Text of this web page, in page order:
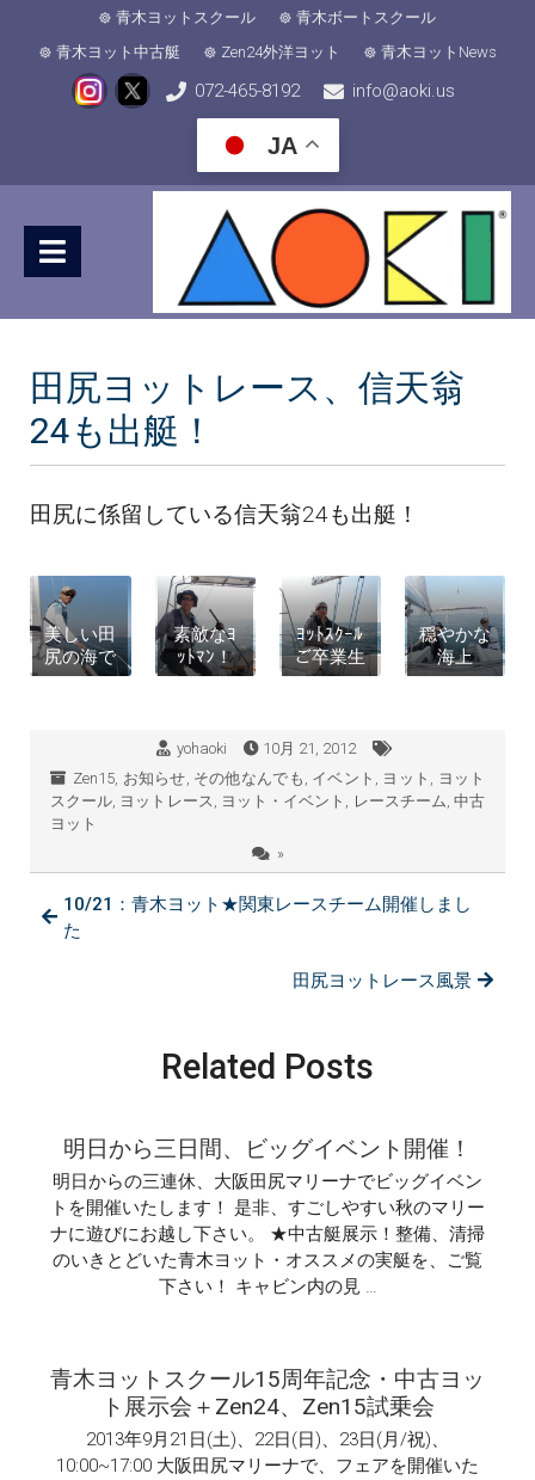
青木ヨットスクール
青木ボートスクール
青木ヨット中古艇
Zen24外洋ヨット 青木ヨットNews
072-465-8192 info@aoki.us
JA
田尻ヨットレース、信天翁
24も出艇！
田尻に係留している信天翁24も出艇！
美しい田
尻の海で
素敵なﾖ
ｯﾄﾏﾝ！
ﾖｯﾄｽｸｰﾙ
ご卒業生
穏やかな
海上
yohaoki
10月 21, 2012
Zen15, お知らせ, その他なんでも , イベント , ヨット , ヨット
スクール, ヨットレース, ヨット・イベント , レースチーム, 中古
ヨット
»
10/21：青木ヨット★関東レースチーム開催しまし
た
田尻ヨットレース風景
Related Posts
明日から三日間、ビッグイベント開催！
明日からの三連休、大阪田尻マリーナでビッグイベン
トを開催いたします！ 是非、すごしやすい秋のマリー
ナに遊びにお越し下さい。 ★中古艇展示！整備、清掃
のいきとどいた青木ヨット・オススメの実艇を、ご覧
下さい！ キャビン内の見 …
青木ヨットスクール15周年記念・中古ヨッ
ト展示会＋Zen24、Zen15試乗会
2013年9月21日(土)、22日(日)、23日(月/祝)、
10:00~17:00 大阪田尻マリーナで、フェアを開催いた